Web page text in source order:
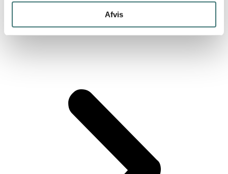
Afvis